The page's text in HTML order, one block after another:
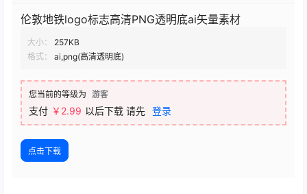
伦敦地铁logo标志高清PNG透明底ai矢量素材
大小：
257KB
格式：
ai,png(高清透明底)
您当前的等级为 游客
支付 ￥ 2.99 以后下载 请先 登录
点击下载